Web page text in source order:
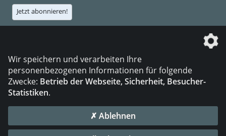
Jetzt abonnieren!
Die DVS Media GmbH ist ein Unternehmen der
© 2026 DVS Media GmbH
Wir speichern und verarbeiten Ihre
personenbezogenen Informationen für folgende
Zwecke: Betrieb der Webseite, Sicherheit, Besucher-
Statistiken.
✗ Ablehnen